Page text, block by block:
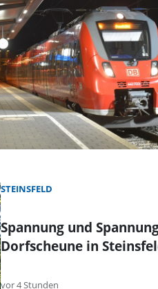
STEINSFELD
Spannung und
Dorfscheune in
vor 4 Stunden